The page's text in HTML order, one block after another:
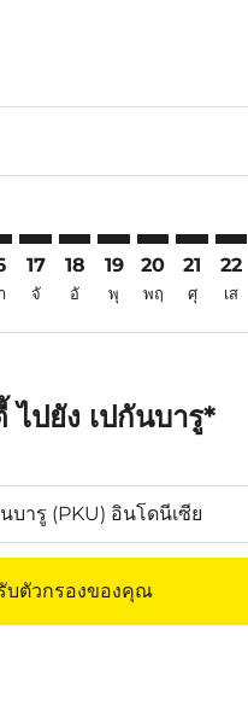
17
จั
18
อั
19
พุ
20
พฤ
21
ศุ
22
เส
ไปยัง เปกันบารู*
บตัวกรองของคุณ